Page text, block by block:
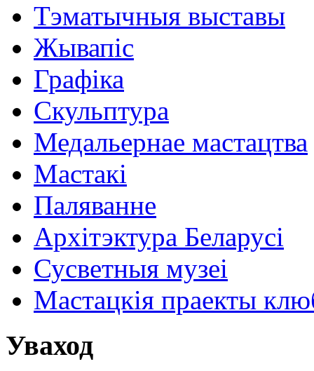
Тэматычныя выставы
Жывапіс
Графіка
Скульптура
Медальернае мастацтва
Мастакі
Паляванне
Архітэктура Беларусі
Сусветныя музеі
Мастацкія праекты
Уваход